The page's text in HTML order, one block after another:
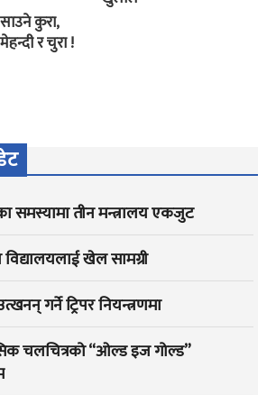
साउने कुरा,
मेहन्दी र चुरा !
समस्यामा तीन मन्त्रालय एकजुट
विद्यालयलाई खेल सामग्री
गर्ने ट्रिपर नियन्त्रणमा
चलचित्रको “ओल्ड इज गोल्ड”